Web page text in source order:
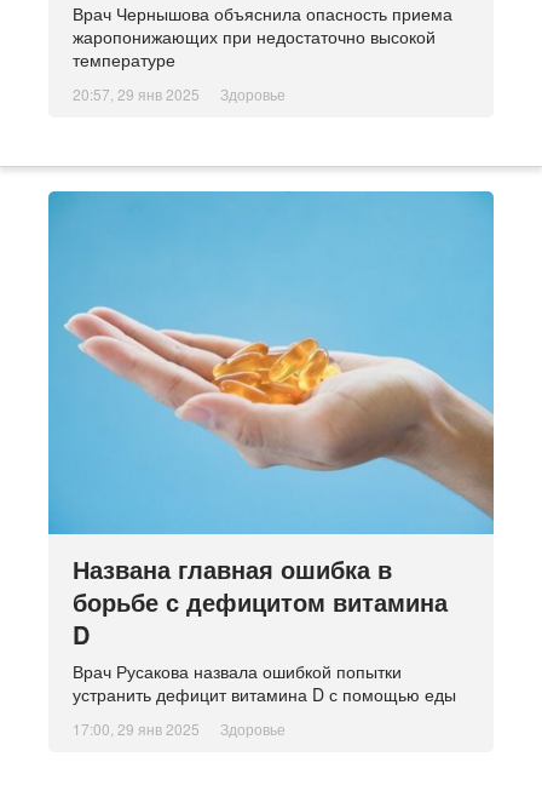
Врач Чернышова объяснила опасность приема
жаропонижающих при недостаточно высокой
температуре
20:57, 29 янв 2025 Здоровье
Названа главная ошибка в
борьбе с дефицитом витамина
D
Врач Русакова назвала ошибкой попытки
устранить дефицит витамина D с помощью еды
17:00, 29 янв 2025 Здоровье